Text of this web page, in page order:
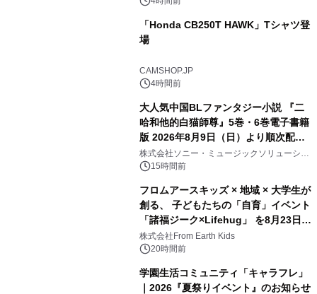
「Honda CB250T HAWK」Tシャツ登
場
CAMSHOP.JP
4時間前
大人気中国BLファンタジー小説 『二
哈和他的白猫師尊』5巻・6巻電子書籍
版 2026年8月9日（日）より順次配信
開始
株式会社ソニー・ミュージックソリューショ
ンズ15時間前
フロムアースキッズ × 地域 × 大学生が
創る、 子どもたちの「自育」イベント
「諸福ジーク×Lifehug」 を8月23日
(日)開催
株式会社From Earth Kids
20時間前
学園生活コミュニティ「キャラフレ」
｜2026『夏祭りイベント』のお知らせ